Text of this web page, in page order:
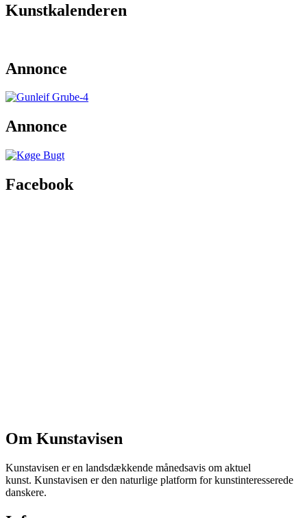
Kunstkalenderen
Annonce
Annonce
Facebook
Om Kunstavisen
Kunstavisen er en landsdækkende månedsavis om aktuel
kunst. Kunstavisen er den naturlige platform for kunstinteresserede
danskere.